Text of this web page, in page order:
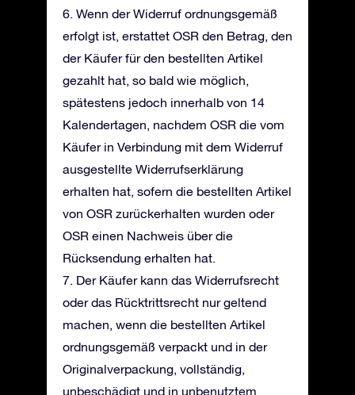
6. Wenn der Widerruf ordnungsgemäß
erfolgt ist, erstattet OSR den Betrag, den
der Käufer für den bestellten Artikel
gezahlt hat, so bald wie möglich,
spätestens jedoch innerhalb von 14
Kalendertagen, nachdem OSR die vom
Käufer in Verbindung mit dem Widerruf
ausgestellte Widerrufserklärung
erhalten hat, sofern die bestellten Artikel
von OSR zurückerhalten wurden oder
OSR einen Nachweis über die
Rücksendung erhalten hat.
7. Der Käufer kann das Widerrufsrecht
oder das Rücktrittsrecht nur geltend
machen, wenn die bestellten Artikel
ordnungsgemäß verpackt und in der
Originalverpackung, vollständig,
unbeschädigt und in unbenutztem